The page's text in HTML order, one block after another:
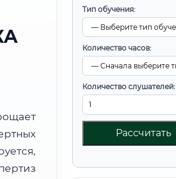
Тип обучения:
Количество часов:
Количество слушателей:
Рассчитать